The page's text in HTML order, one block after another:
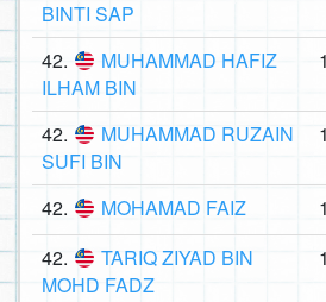
BINTI SAP
42.
MUHAMMAD HAFIZ
ILHAM BIN
1
42.
MUHAMMAD RUZAIN
SUFI BIN
1
42. MOHAMAD FAIZ 1
42.
TARIQ ZIYAD BIN
MOHD FADZ
1